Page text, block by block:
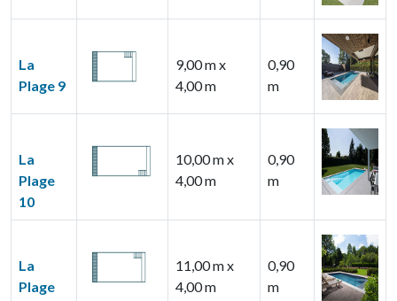
La
Plage 9
9,00 m x
4,00 m
0,90
m
La
Plage
10
10,00 m x
4,00 m
0,90
m
La
Plage
11,00 m x
4,00 m
0,90
m